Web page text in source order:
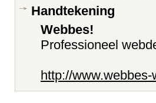
Handtekening
Webbes!
Professioneel
http://